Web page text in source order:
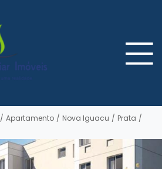
/ Apartamento / Nova Iguacu / Prata /